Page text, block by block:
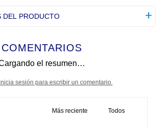
DEL PRODUCTO
COMENTARIOS
el resumen…
sesión para escribir un comentario.
Más reciente Todos